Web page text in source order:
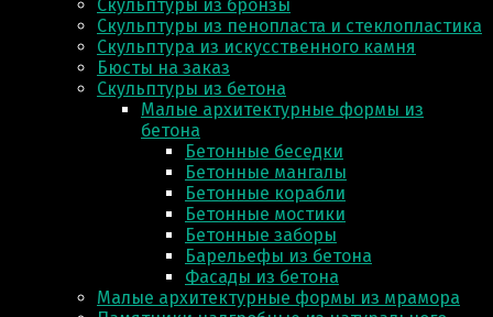
Скульптуры из бронзы
Скульптуры из пенопласта и стеклопластика
Скульптура из искусственного камня
Бюсты на заказ
Скульптуры из бетона
Малые архитектурные формы из
бетона
Бетонные беседки
Бетонные мангалы
Бетонные корабли
Бетонные мостики
Бетонные заборы
Барельефы из бетона
Фасады из бетона
Малые архитектурные формы из мрамора